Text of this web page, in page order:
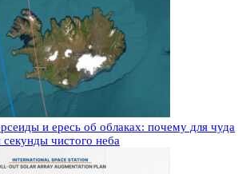
и ересь об облаках: почему для чуда
секунды чистого неба